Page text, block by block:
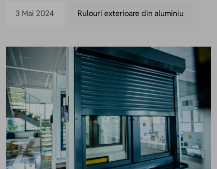
3 Mai 2024 Rulouri exterioare din aluminiu